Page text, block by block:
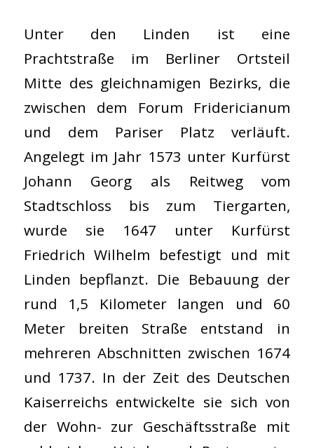
Unter den Linden ist eine
Prachtstraße im Berliner Ortsteil
Mitte des gleichnamigen Bezirks, die
zwischen dem Forum Fridericianum
und dem Pariser Platz verläuft.
Angelegt im Jahr 1573 unter Kurfürst
Johann Georg als Reitweg vom
Stadtschloss bis zum Tiergarten,
wurde sie 1647 unter Kurfürst
Friedrich Wilhelm befestigt und mit
Linden bepflanzt. Die Bebauung der
rund 1,5 Kilometer langen und 60
Meter breiten Straße entstand in
mehreren Abschnitten zwischen 1674
und 1737. In der Zeit des Deutschen
Kaiserreichs entwickelte sie sich von
der Wohn- zur Geschäftsstraße mit